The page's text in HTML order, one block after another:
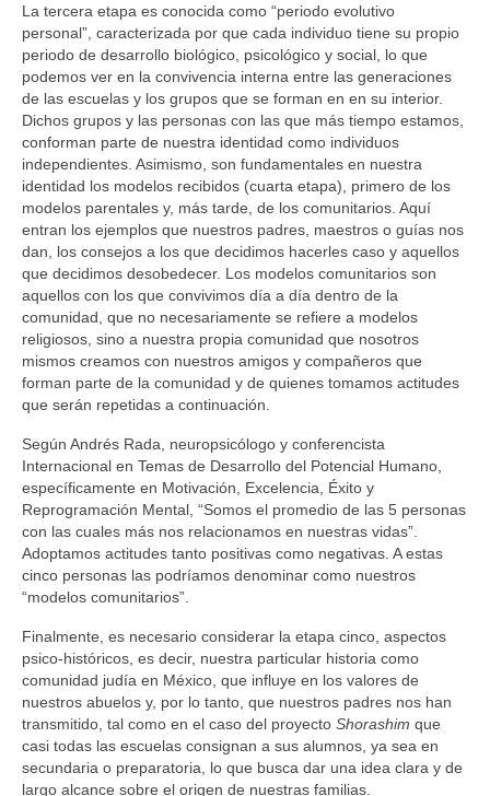
La tercera etapa es conocida como “periodo evolutivo
personal”, caracterizada por que cada individuo tiene su propio
periodo de desarrollo biológico, psicológico y social, lo que
podemos ver en la convivencia interna entre las generaciones
de las escuelas y los grupos que se forman en en su interior.
Dichos grupos y las personas con las que más tiempo estamos,
conforman parte de nuestra identidad como individuos
independientes. Asimismo, son fundamentales en nuestra
identidad los modelos recibidos (cuarta etapa), primero de los
modelos parentales y, más tarde, de los comunitarios. Aquí
entran los ejemplos que nuestros padres, maestros o guías nos
dan, los consejos a los que decidimos hacerles caso y aquellos
que decidimos desobedecer. Los modelos comunitarios son
aquellos con los que convivimos día a día dentro de la
comunidad, que no necesariamente se refiere a modelos
religiosos, sino a nuestra propia comunidad que nosotros
mismos creamos con nuestros amigos y compañeros que
forman parte de la comunidad y de quienes tomamos actitudes
que serán repetidas a continuación.
Según Andrés Rada, neuropsicólogo y conferencista
Internacional en Temas de Desarrollo del Potencial Humano,
específicamente en Motivación, Excelencia, Éxito y
Reprogramación Mental, “Somos el promedio de las 5 personas
con las cuales más nos relacionamos en nuestras vidas”.
Adoptamos actitudes tanto positivas como negativas. A estas
cinco personas las podríamos denominar como nuestros
“modelos comunitarios”.
Finalmente, es necesario considerar la etapa cinco, aspectos
psico-históricos, es decir, nuestra particular historia como
comunidad judía en México, que influye en los valores de
nuestros abuelos y, por lo tanto, que nuestros padres nos han
transmitido, tal como en el caso del proyecto Shorashim que
casi todas las escuelas consignan a sus alumnos, ya sea en
secundaria o preparatoria, lo que busca dar una idea clara y de
largo alcance sobre el origen de nuestras familias.